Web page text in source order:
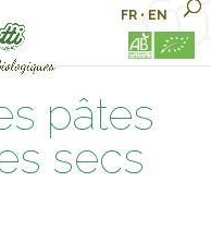
FR • EN
pâtes
secs